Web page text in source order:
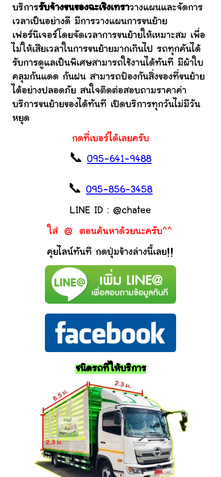
บริการรับจ้างขนของฉะเชิงเทราวางแผนและจัดการ
เวลาเป็นอย่างดี มีการวางแผนการขนย้าย
เฟอร์นิเจอร์โดยจัดเวลาการขนย้ายให้เหมาะสม เพื่อ
ไม่ให้เสียเวลาในการขนย้ายมากเกินไป รถทุกคันได้
รับการดูแลเป็นพิเศษสามารถใช้งานได้ทันที มีผ้าใบ
คลุมกันแดด กันฝน สามารถป้องกันสิ่งของที่ขนย้าย
ได้อย่างปลอดภัย สนใจติดต่อสอบถามราคาค่า
บริการขนย้ายของได้ทันที เปิดบริการทุกวันไม่มีวัน
หยุด
กดที่เบอร์ได้เลยครับ
📞095-641-9488
📞095-856-3458
LINE ID : @chatee
ใส่ @ ตอนค้นหาด้วยนะครับ^^
คุยไลน์ทันที กดปุ่มข้างล่างนี้เลย!!
ชนิดรถที่ให้บริการ